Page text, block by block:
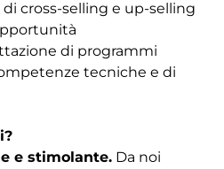
cross-selling e up-selling
di programmi
tecniche e di
e stimolante. Da noi